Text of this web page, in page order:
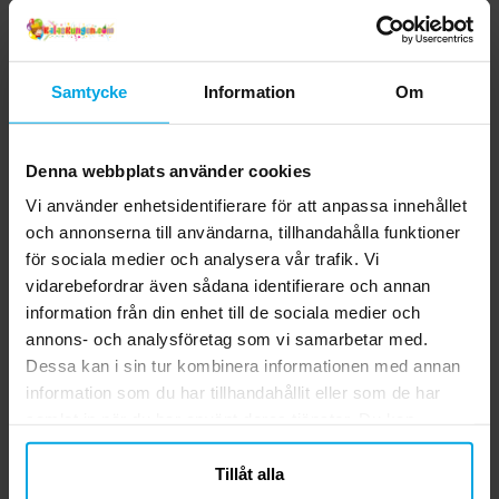
Samtycke Information Om
Denna webbplats använder cookies
Vi använder enhetsidentifierare för att anpassa innehållet
och annonserna till användarna, tillhandahålla funktioner
för sociala medier och analysera vår trafik. Vi
vidarebefordrar även sådana identifierare och annan
information från din enhet till de sociala medier och
annons- och analysföretag som vi samarbetar med.
Dessa kan i sin tur kombinera informationen med annan
information som du har tillhandahållit eller som de har
närsomhelst ändra ditt samtycke.
Tillåt alla
FunCakes - Tårtbricka
rund Guld 30,5 cm
Pris: 59,00 kr
59,00 kr
KÖP
FunCakes - Sockerpasta
Ivory 250 gram
Pris:39,00 kr
39,00 kr
KÖP